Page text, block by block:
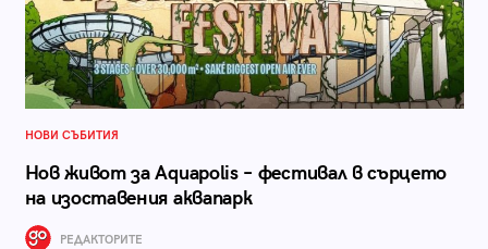
НОВИ СЪБИТИЯ
Нов живот за Aquapolis – фестивал в сърцето
на изоставения аквапарк
РЕДАКТОРИТЕ